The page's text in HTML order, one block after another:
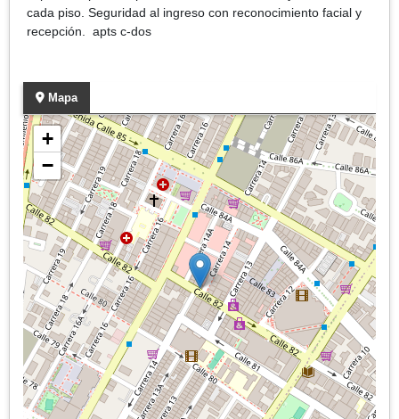
cada piso. Seguridad al ingreso con reconocimiento facial y
recepción. apts c-dos
Mapa
+
−